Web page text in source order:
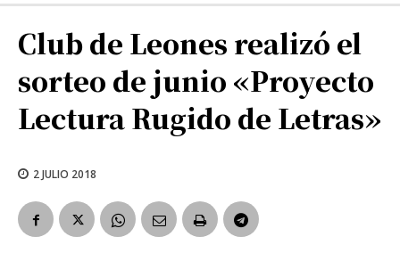
Club de Leones realizó el
sorteo de junio «Proyecto
Lectura Rugido de Letras»
2 JULIO 2018